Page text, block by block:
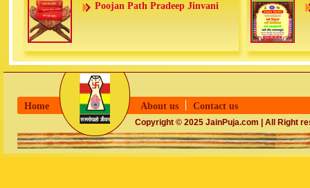
Poojan Path Pradeep Jinvani
Home About us Contact us
Copyright © 2025 JainPuja.com | All Right